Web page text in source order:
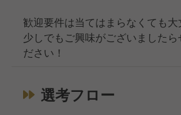
歓迎要件は当てはまらなくても大
少しでもご興味がございましたら
ださい！
選考フロー